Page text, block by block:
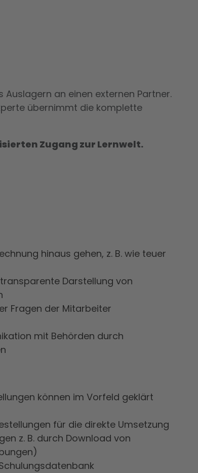
an einen externen Partner.
übernimmt die komplette
Zugang zur Lernwelt.
hinaus gehen, z. B. wie teuer
Darstellung von
Fragen der Mitarbeiter
mit Behörden durch
können im Vorfeld geklärt
für die direkte Umsetzung
z. B. durch Download von